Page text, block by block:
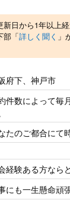
新日から1年以上
部「詳しく聞く 」
府下、神戸市
件数によって毎
たのご都合にて
経験ある方なら
にも一生懸命頑